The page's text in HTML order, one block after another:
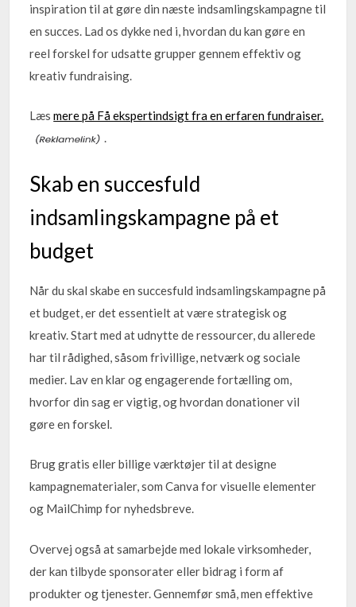
inspiration til at gøre din næste indsamlingskampagne til
en succes. Lad os dykke ned i, hvordan du kan gøre en
reel forskel for udsatte grupper gennem effektiv og
kreativ fundraising.
Læsmere på Få ekspertindsigt fra en erfaren fundraiser.
.
Skab en succesfuld
indsamlingskampagne på et
budget
Når du skal skabe en succesfuld indsamlingskampagne på
et budget, er det essentielt at være strategisk og
kreativ. Start med at udnytte de ressourcer, du allerede
har til rådighed, såsom frivillige, netværk og sociale
medier. Lav en klar og engagerende fortælling om,
hvorfor din sag er vigtig, og hvordan donationer vil
gøre en forskel.
Brug gratis eller billige værktøjer til at designe
kampagnematerialer, som Canva for visuelle elementer
og MailChimp for nyhedsbreve.
Overvej også at samarbejde med lokale virksomheder,
der kan tilbyde sponsorater eller bidrag i form af
produkter og tjenester. Gennemfør små, men effektive